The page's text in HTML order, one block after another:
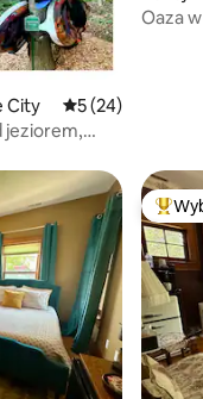
City Średnia ocena: 5
5 (24)
jeziorem,
Oaza